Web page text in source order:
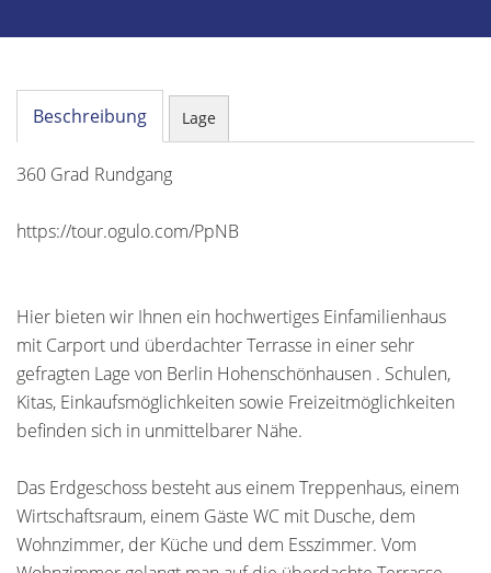
Beschreibung Lage
360 Grad Rundgang
https://tour.ogulo.com/PpNB
Hier bieten wir Ihnen ein hochwertiges Einfamilienhaus
mit Carport und überdachter Terrasse in einer sehr
gefragten Lage von Berlin Hohenschönhausen . Schulen,
Kitas, Einkaufsmöglichkeiten sowie Freizeitmöglichkeiten
befinden sich in unmittelbarer Nähe.
Das Erdgeschoss besteht aus einem Treppenhaus, einem
Wirtschaftsraum, einem Gäste WC mit Dusche, dem
Wohnzimmer, der Küche und dem Esszimmer. Vom